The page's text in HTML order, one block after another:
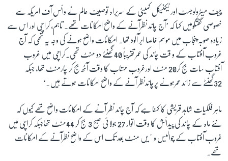
چیف میٹرولوجسٹ اور ٹیکنیکل کمیٹی کے سربراہ توصیف عالم نے وائس آف امریکہ سے
خصوصی گفتگومیں کہا کہ ’آج چاند نظرآنے کے واضح امکانات تھے۔ تاہم، کراچی اور اس سے
زیادہ صوبہ پنجاب میں موسم خاصا ابر آلود تھا۔ امکانات واضح ہونے کی وجہ یہ تھی کہ آج
غروب آفتاب کے و قت چاند کی عمر تقریباً 40 گھنٹے دو منٹ تھی۔کراچی میں غروب
آفتاب سات بج کر20 منٹ اورغروب مہتاب کا وقت آٹھ بج کر چارمنٹ تھا، جبکہ
32گھنٹے سے زائد عمرہونے پرچاندنظر آنے کے واضح امکانات ہوتے ہیں۔‘
ماہر فلکیات شاہد قریشی کا کہنا ہے کہ آج چاند نظر آنے کے امکانات واضح تھے کیوں کہ
نئے ماہ کے چاند کی پیدائش کا وقت اتوار 27 جولائی صبح 3 بج کر 44منٹ تھاجبکہ کراچی میں
غروب آفتاب کے چوالیس وٴیں منٹ بعد تک اس کے واضح نظرآنے کے امکانات
تھے۔